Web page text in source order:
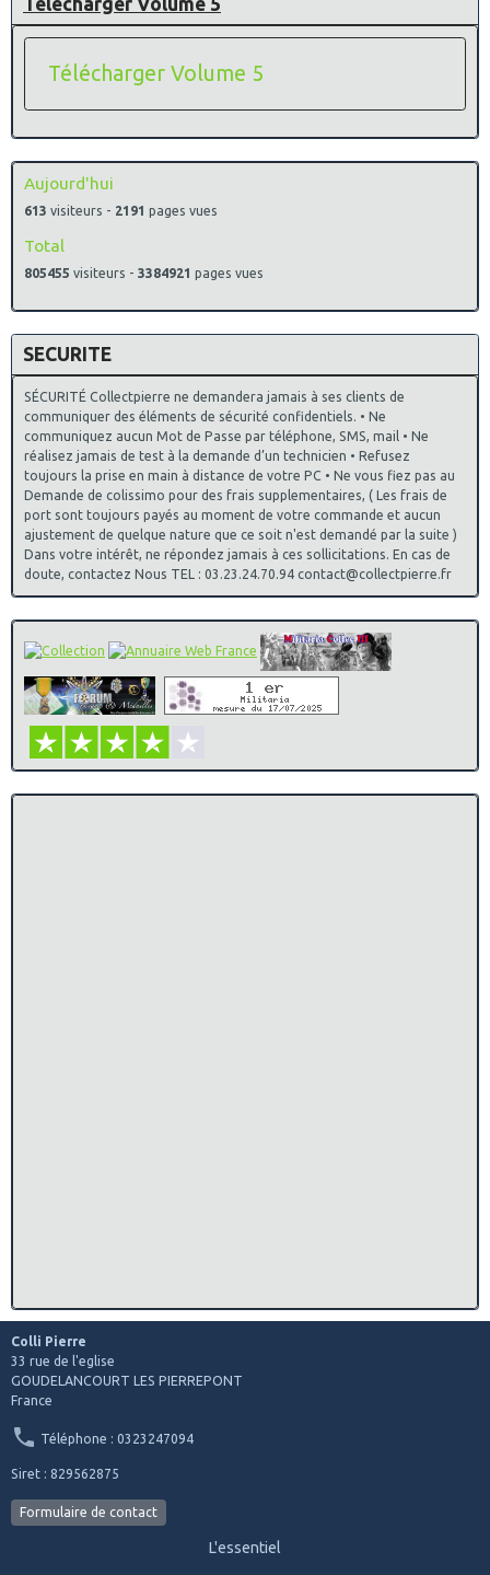
Télécharger Volume 5
Aujourd'hui
613 visiteurs - 2191 pages vues
Total
805455 visiteurs - 3384921 pages vues
SECURITE
SÉCURITÉ Collectpierre ne demandera jamais à ses clients de
communiquer des éléments de sécurité confidentiels. • Ne
communiquez aucun Mot de Passe par téléphone, SMS, mail • Ne
réalisez jamais de test à la demande d’un technicien • Refusez
toujours la prise en main à distance de votre PC • Ne vous fiez pas au
Demande de colissimo pour des frais supplementaires, ( Les frais de
port sont toujours payés au moment de votre commande et aucun
ajustement de quelque nature que ce soit n'est demandé par la suite )
Dans votre intérêt, ne répondez jamais à ces sollicitations. En cas de
doute, contactez Nous TEL : 03.23.24.70.94 contact@collectpierre.fr
Colli Pierre
33 rue de l'eglise
GOUDELANCOURT LES PIERREPONT
France
Téléphone : 0323247094
Siret : 829562875
Formulaire de contact
L'essentiel